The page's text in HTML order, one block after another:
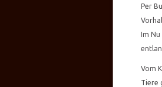
Per
Im Nu
Vom
Tiere